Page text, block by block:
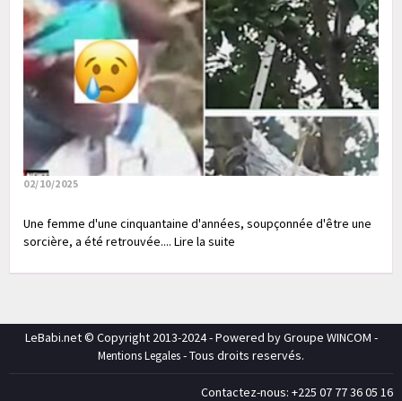
02/10/2025
Une femme d'une cinquantaine d'années, soupçonnée d'être une
sorcière, a été retrouvée.... Lire la suite
LeBabi.net © Copyright 2013-2024 - Powered by Groupe WINCOM -
Mentions Legales- Tous droits reservés.
Contactez-nous: +225 07 77 36 05 16